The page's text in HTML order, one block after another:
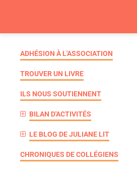
ADHÉSION À L'ASSOCIATION
TROUVER UN LIVRE
ILS NOUS SOUTIENNENT
BILAN D'ACTIVITÉS
LE BLOG DE JULIANE LIT
CHRONIQUES DE COLLÉGIENS